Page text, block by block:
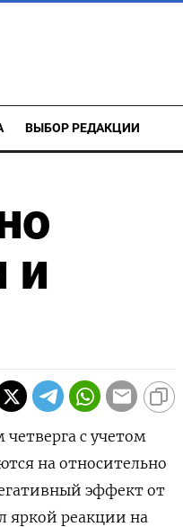
ВЫБОР РЕДАКЦИИ
и
с учетом
на относительно
эффект от
яркой реакции на